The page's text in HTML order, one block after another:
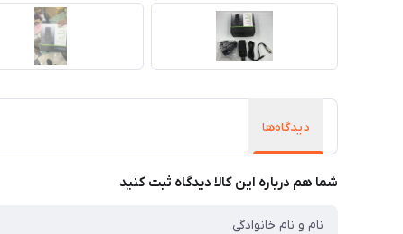
دیدگاه‌ها
شما هم درباره این کالا دیدگاه ثبت کنید